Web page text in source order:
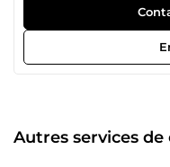
études de structures
métallique. Je vous
technique de votre
sécurité et son
✅** Production des
calcul détaillées Plans
Autres services de